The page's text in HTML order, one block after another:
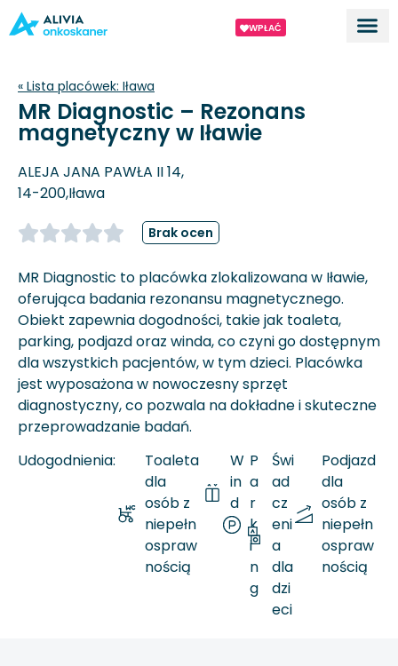
WPŁAĆ
« Lista placówek: Iława
MR Diagnostic – Rezonans
magnetyczny w Iławie
ALEJA JANA PAWŁA II 14,
14-200,Iława
Brak ocen
MR Diagnostic to placówka zlokalizowana w Iławie,
oferująca badania rezonansu magnetycznego.
Obiekt zapewnia dogodności, takie jak toaleta,
parking, podjazd oraz winda, co czyni go dostępnym
dla wszystkich pacjentów, w tym dzieci. Placówka
jest wyposażona w nowoczesny sprzęt
diagnostyczny, co pozwala na dokładne i skuteczne
przeprowadzanie badań.
Udogodnienia:
Toaleta
dla
osób z
niepełn
ospraw
nością
W
in
d
a
P
a
r
k
i
n
g
Świ
ad
cz
eni
a
dla
dzi
eci
Podjazd
dla
osób z
niepełn
ospraw
nością